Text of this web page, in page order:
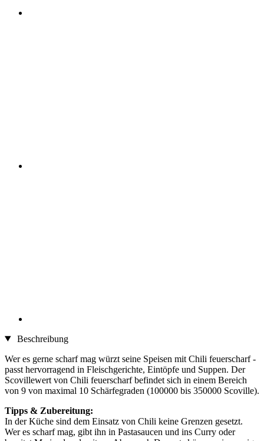
Beschreibung
Wer es gerne scharf mag würzt seine Speisen mit Chili feuerscharf -
passt hervorragend in Fleischgerichte, Eintöpfe und Suppen. Der
Scovillewert von Chili feuerscharf befindet sich in einem Bereich
von 9 von maximal 10 Schärfegraden (100000 bis 350000 Scoville).
Tipps & Zubereitung:
In der Küche sind dem Einsatz von Chili keine Grenzen gesetzt.
Wer es scharf mag, gibt ihn in Pastasaucen und ins Curry oder